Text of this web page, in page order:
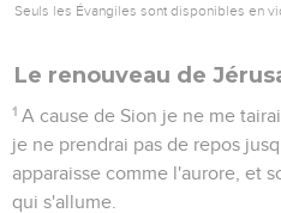
Seuls les Évangiles sont disponibles en
Le renouveau de
1 A cause de Sion je ne me
je ne prendrai pas de repos
apparaisse comme l'aurore, et
qui s'allume.